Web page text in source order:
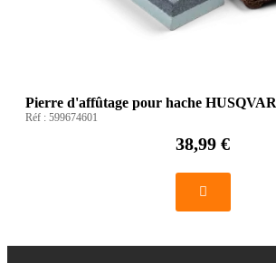
Pierre d'affûtage pour hache
Réf : 599674601
38,99 €